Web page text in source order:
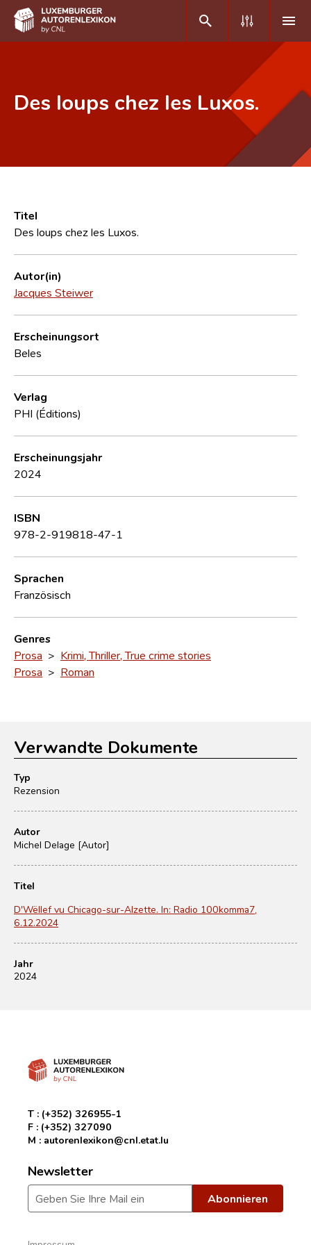
Häufige Fragen und Antworten
CNL
Forschungsgruppe
Kontakt
Des loups chez les Luxos.
Titel
Des loups chez les Luxos.
Autor(in)
Jacques Steiwer
Erscheinungsort
Beles
Verlag
PHI (Éditions)
Erscheinungsjahr
2024
ISBN
978-2-919818-47-1
Sprachen
Französisch
Genres
Prosa > Krimi, Thriller, True crime stories
Prosa > Roman
Verwandte Dokumente
Typ
Rezension
Autor
Michel Delage [Autor]
Titel
D'Wëllef vu Chicago-sur-Alzette. In: Radio 100komma7,
6.12.2024
Jahr
2024
T : (+352) 326955-1
F : (+352) 327090
M : autorenlexikon@cnl.etat.lu
Newsletter